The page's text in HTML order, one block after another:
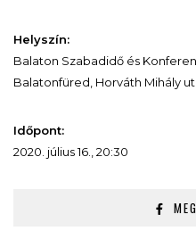
Helyszín:
Balaton Szabadidő és
Balatonfüred, Horváth Mihály
Időpont:
2020. július 16., 20:30